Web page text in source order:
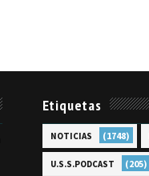
Etiquetas
NOTICIAS (1748)
U.S.S.PODCAST (205)